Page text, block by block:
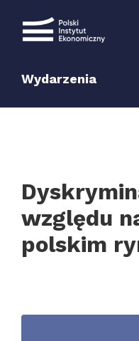
Wydarzenia
względu
polskim